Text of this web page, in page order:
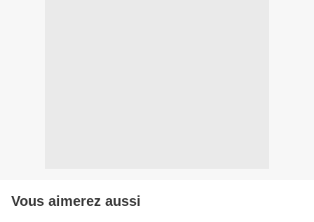
Vous aimerez aussi